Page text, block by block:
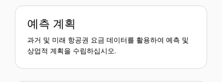
예측 계획
과거 및 미래 항공권 요금 데이터를 활용하여 예측 및
상업적 계획을 수립하십시오.